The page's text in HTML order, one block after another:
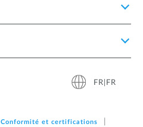
FR|FR
Conformité et certifications